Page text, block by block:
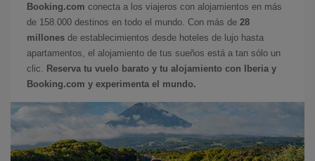
Booking.com conecta a los viajeros con alojamientos en más
de 158.000 destinos en todo el mundo. Con más de 28
millones de establecimientos desde hoteles de lujo hasta
apartamentos, el alojamiento de tus sueños está a tan sólo un
clic.
Reserva tu vuelo barato y tu alojamiento con Iberia y
Booking.com y experimenta el mundo.